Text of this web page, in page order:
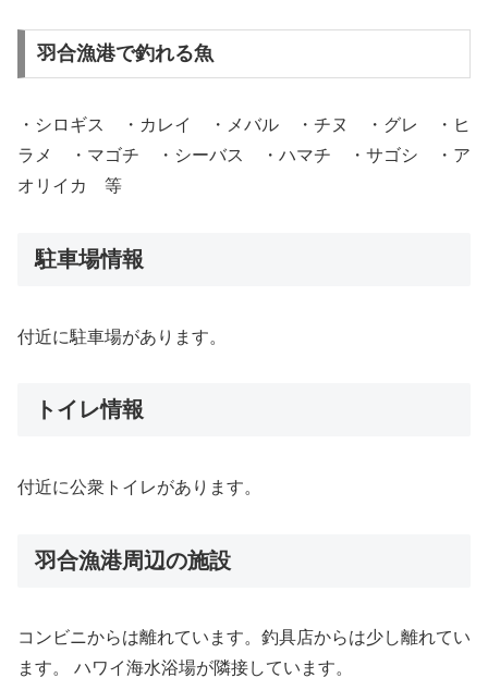
羽合漁港で釣れる魚
・シロギス ・カレイ ・メバル ・チヌ ・グレ ・ヒ
ラメ ・マゴチ ・シーバス ・ハマチ ・サゴシ ・ア
オリイカ 等
駐車場情報
付近に駐車場があります。
トイレ情報
付近に公衆トイレがあります。
羽合漁港周辺の施設
コンビニからは離れています。釣具店からは少し離れてい
ます。 ハワイ海水浴場が隣接しています。